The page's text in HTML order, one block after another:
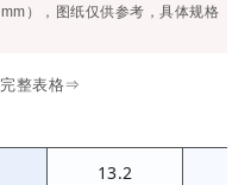
），图纸仅供参考，具体规格
完整表格⇒
13.2